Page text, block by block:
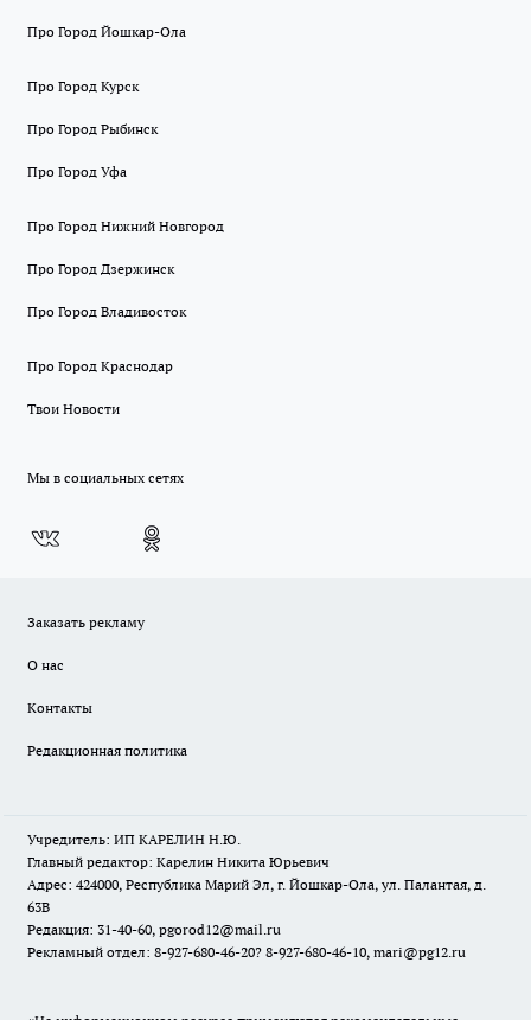
Про Город Йошкар-Ола
Про Город Курск
Про Город Рыбинск
Про Город Уфа
Про Город Нижний Новгород
Про Город Дзержинск
Про Город Владивосток
Про Город Краснодар
Твои Новости
Мы в социальных сетях
Заказать рекламу
О нас
Контакты
Редакционная политика
Учредитель: ИП КАРЕЛИН Н.Ю.
Главный редактор: Карелин Никита Юрьевич
Адрес: 424000, Республика Марий Эл, г. Йошкар-Ола, ул. Палантая, д.
63В
Редакция: 31-40-60, pgorod12@mail.ru
Рекламный отдел: 8-927-680-46-20? 8-927-680-46-10, mari@pg12.ru